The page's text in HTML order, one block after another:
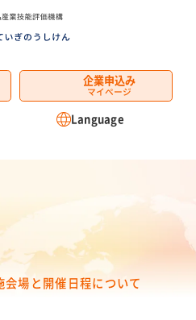
企業申込み
マイページ
Language
会場と開催日程について